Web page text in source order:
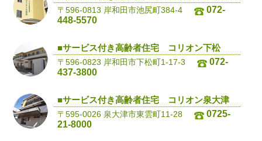
〒596-0813 岸和田市池尻町384-4
072-
448-5570
■サービス付き高齢者住宅 コリオン下松
〒596-0823 岸和田市下松町1-17-3
072-
437-3800
■サービス付き高齢者住宅 コリオン泉大津
〒595-0026 泉大津市東雲町11-28
0725-
21-8000